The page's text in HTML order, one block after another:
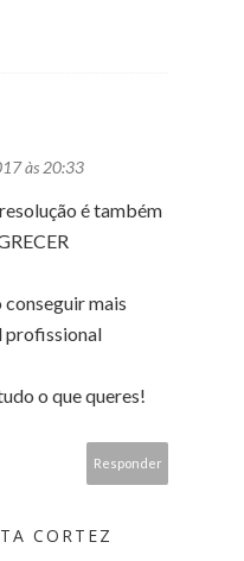
às 20:33
é também
conseguir mais
profissional
o que queres!
Responder
CORTEZ